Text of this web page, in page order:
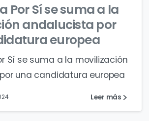
Por Sí se suma a la
andalucista por
europea
Sí se suma a la movilización
una candidatura europea
Leer más